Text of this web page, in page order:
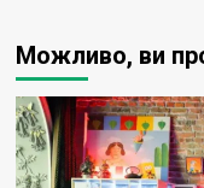
Можливо, ви